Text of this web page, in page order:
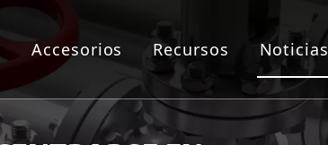
Accesorios Recursos Noticias